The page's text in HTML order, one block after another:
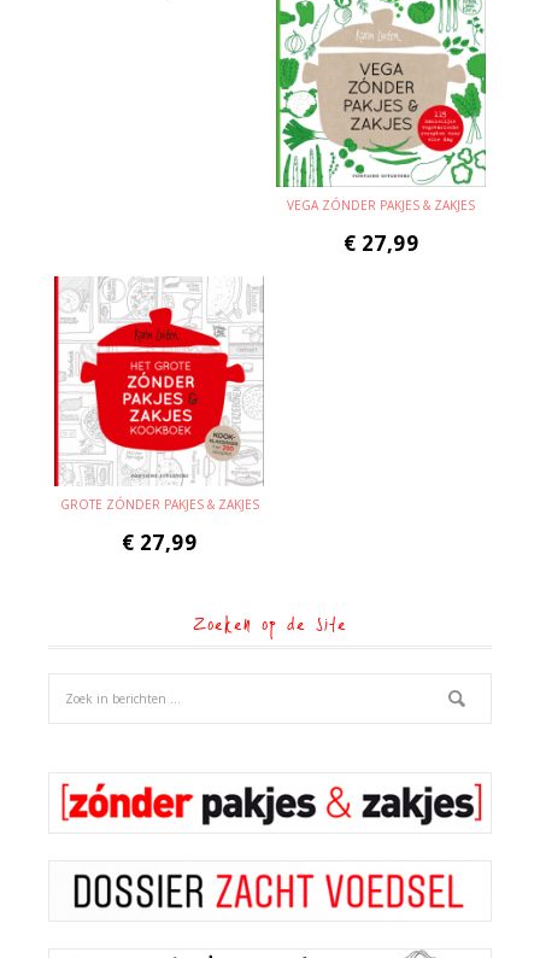
VEGA ZÓNDER PAKJES & ZAKJES
€ 27,99
GROTE ZÓNDER PAKJES & ZAKJES
€ 27,99
Zoeken op de site